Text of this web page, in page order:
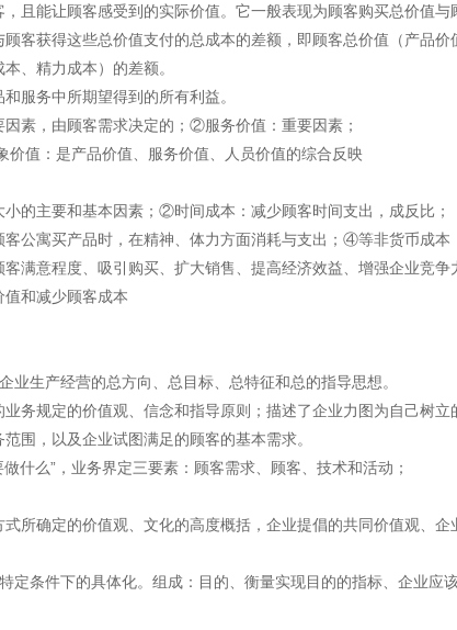
且能让顾客感受到的实际价值。它一般表现为顾客购买总价值与
客获得这些总价值支付的总成本的差额，即顾客总价值（产品
、精力成本）的差额。
服务中所期望得到的所有利益。
素，由顾客需求决定的；②服务价值：重要因素；
值：是产品价值、服务价值、人员价值的综合反映
的主要和基本因素；②时间成本：减少顾客时间支出，成反比；
公寓买产品时，在精神、体力方面消耗与支出；④等非货币成本
满意程度、吸引购买、扩大销售、提高经济效益、增强企业竞
和减少顾客成本
业生产经营的总方向、总目标、总特征和总的指导思想。
务规定的价值观、信念和指导原则；描述了企业力图为自己树
围，以及企业试图满足的顾客的基本需求。
什么”，业务界定三要素：顾客需求、顾客、技术和活动；
所确定的价值观、文化的高度概括，企业提倡的共同价值观、企
定条件下的具体化。组成：目的、衡量实现目的的指标、企业应